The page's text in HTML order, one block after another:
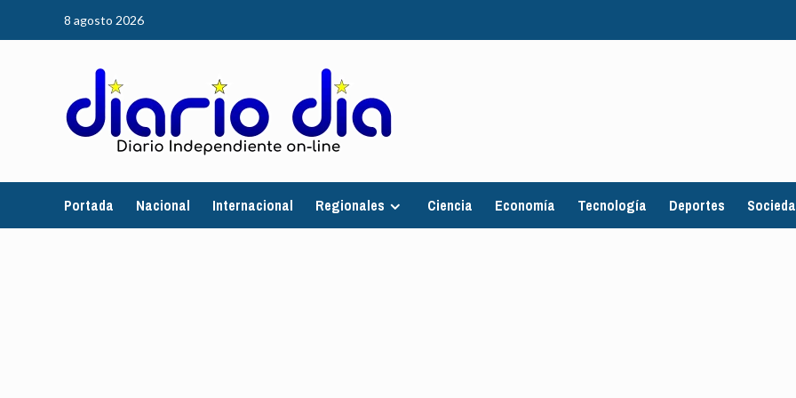
8 agosto 2026
Portada Nacional Internacional Regionales Ciencia Economía Tecnología Deportes